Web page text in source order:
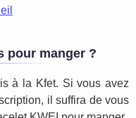
pour manger ?
à la Kfet. Si vous avez
il suffira de vous